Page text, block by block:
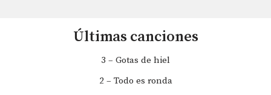
Últimas canciones
3 – Gotas de hiel
2 – Todo es ronda